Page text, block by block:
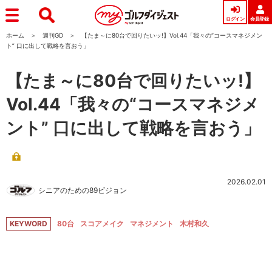
ログイン 会員登録
ホーム 週刊GD
【たま～に80台で回りたいッ!】Vol.44「我々の“コースマネジメン
ト” 口に出して戦略を言おう」
【たま～に80台で回りたいッ!】
Vol.44「我々の“コースマネジメ
ント” 口に出して戦略を言おう」
シニアのための89ビジョン
2026.02.01
KEYWORD 80台 スコアメイク マネジメント 木村和久